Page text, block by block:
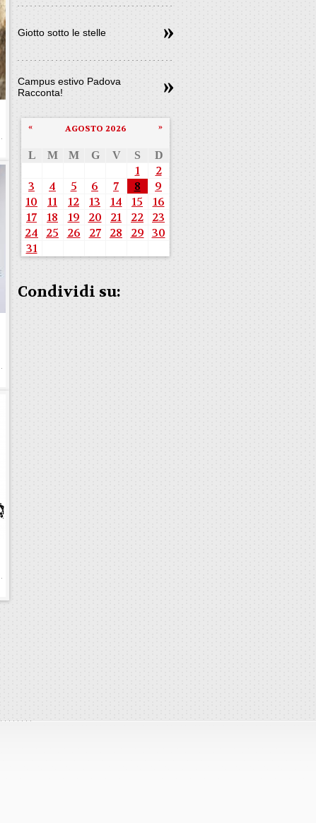
Giotto sotto le stelle
Campus estivo Padova
Racconta!
AGOSTO 2026
« »
L M M G V S D
1
2
3
4 5 6 7 8
9
10
11 12 13 14 15
16
17
18 19 20 21 22
23
24
25 26 27 28 29 30
31
Condividi su: